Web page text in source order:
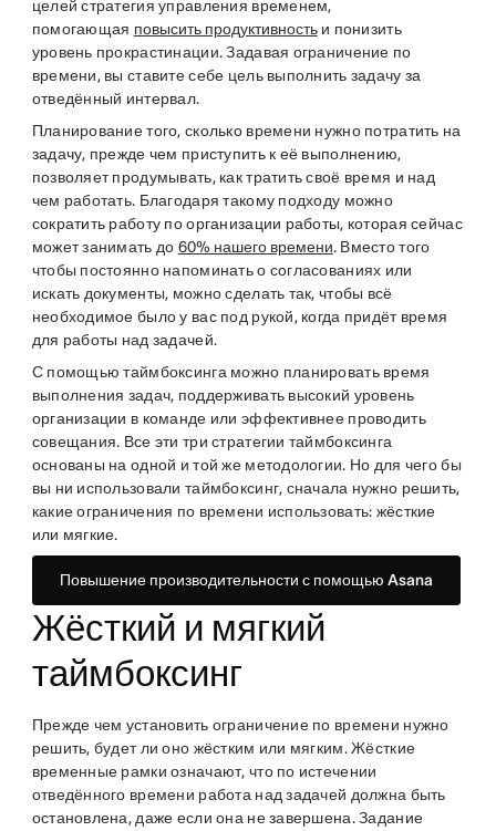
целей стратегия управления временем,
помогающая повысить продуктивностьи понизить
уровень прокрастинации. Задавая ограничение по
времени, вы ставите себе цель выполнить задачу за
отведённый интервал.
Планирование того, сколько времени нужно потратить на
задачу, прежде чем приступить к её выполнению,
позволяет продумывать, как тратить своё время и над
чем работать. Благодаря такому подходу можно
сократить работу по организации работы, которая сейчас
может занимать до 60% нашего времени. Вместо того
чтобы постоянно напоминать о согласованиях или
искать документы, можно сделать так, чтобы всё
необходимое было у вас под рукой, когда придёт время
для работы над задачей.
С помощью таймбоксинга можно планировать время
выполнения задач, поддерживать высокий уровень
организации в команде или эффективнее проводить
совещания. Все эти три стратегии таймбоксинга
основаны на одной и той же методологии. Но для чего бы
вы ни использовали таймбоксинг, сначала нужно решить,
какие ограничения по времени использовать: жёсткие
или мягкие.
Повышение производительности с помощью Asana
Жёсткий и мягкий
таймбоксинг
Прежде чем установить ограничение по времени нужно
решить, будет ли оно жёстким или мягким. Жёсткие
временные рамки означают, что по истечении
отведённого времени работа над задачей должна быть
остановлена, даже если она не завершена. Задание